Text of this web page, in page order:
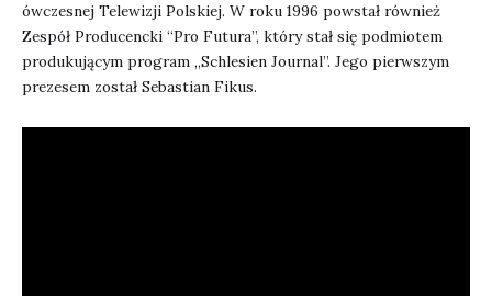
ówczesnej Telewizji Polskiej. W roku 1996 powstał również
Zespół Producencki “Pro Futura”, który stał się podmiotem
produkującym program „Schlesien Journal”. Jego pierwszym
prezesem został Sebastian Fikus.